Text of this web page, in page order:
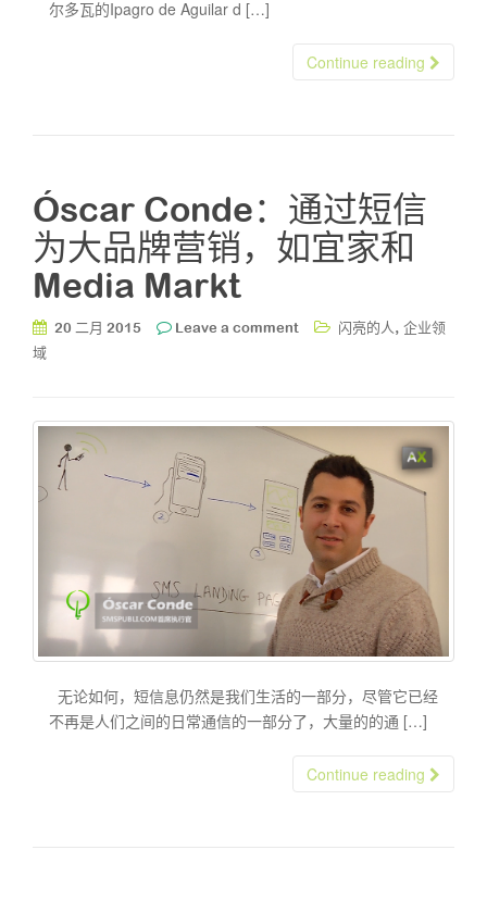
尔多瓦的Ipagro de Aguilar d […]
Continue reading
Óscar Conde：通过短信
为大品牌营销，如宜家和
Media Markt
20 二月 2015 Leave a comment 闪亮的人, 企业领
域
无论如何，短信息仍然是我们生活的一部分，尽管它已经
不再是人们之间的日常通信的一部分了，大量的的通 […]
Continue reading